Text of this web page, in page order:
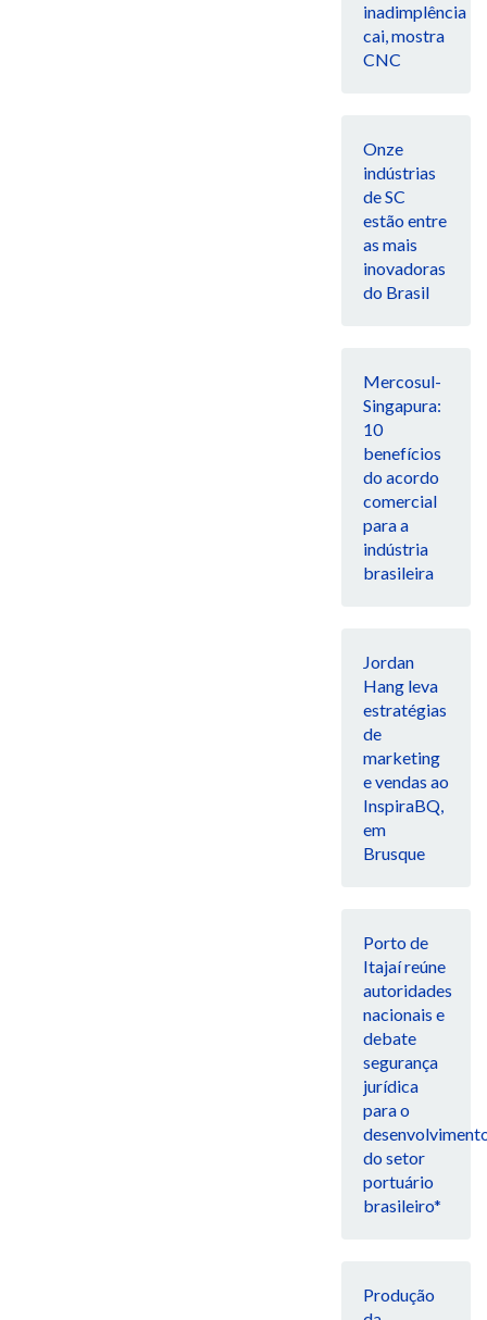
inadimplência
cai, mostra
CNC
Onze
indústrias
de SC
estão entre
as mais
inovadoras
do Brasil
Mercosul-
Singapura:
10
benefícios
do acordo
comercial
para a
indústria
brasileira
Jordan
Hang leva
estratégias
de
marketing
e vendas ao
InspiraBQ,
em
Brusque
Porto de
Itajaí reúne
autoridades
nacionais e
debate
segurança
jurídica
para o
do setor
portuário
brasileiro*
Produção